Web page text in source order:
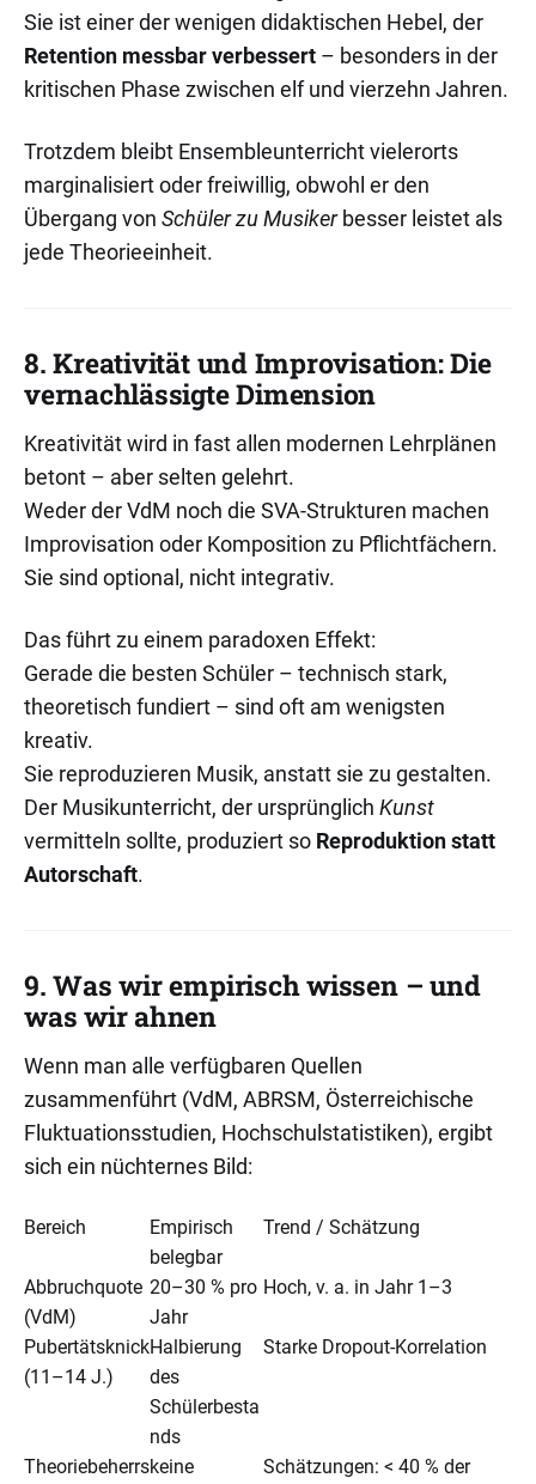
Sie ist einer der wenigen didaktischen Hebel, der
Retention messbar verbessert – besonders in der
kritischen Phase zwischen elf und vierzehn Jahren.
Trotzdem bleibt Ensembleunterricht vielerorts
marginalisiert oder freiwillig, obwohl er den
Übergang von Schüler zu Musikerbesser leistet als
jede Theorieeinheit.
8. Kreativität und Improvisation: Die
vernachlässigte Dimension
Kreativität wird in fast allen modernen Lehrplänen
betont – aber selten gelehrt.
Weder der VdM noch die SVA-Strukturen machen
Improvisation oder Komposition zu Pflichtfächern.
Sie sind optional, nicht integrativ.
Das führt zu einem paradoxen Effekt:
Gerade die besten Schüler – technisch stark,
theoretisch fundiert – sind oft am wenigsten
kreativ.
Sie reproduzieren Musik, anstatt sie zu gestalten.
Der Musikunterricht, der ursprünglich Kunst
vermitteln sollte, produziert so Reproduktion statt
Autorschaft.
9. Was wir empirisch wissen – und
was wir ahnen
Wenn man alle verfügbaren Quellen
zusammenführt (VdM, ABRSM, Österreichische
Fluktuationsstudien, Hochschulstatistiken), ergibt
sich ein nüchternes Bild:
Bereich
Empirisch
belegbar
Trend / Schätzung
Abbruchquote
(VdM)
20–30 % pro
Jahr
Hoch, v. a. in Jahr 1–3
Pubertätsknick
(11–14 J.)
Halbierung
des
Schülerbesta
nds
Starke Dropout-Korrelation
Theoriebeherrskeine
Schätzungen: < 40 % der